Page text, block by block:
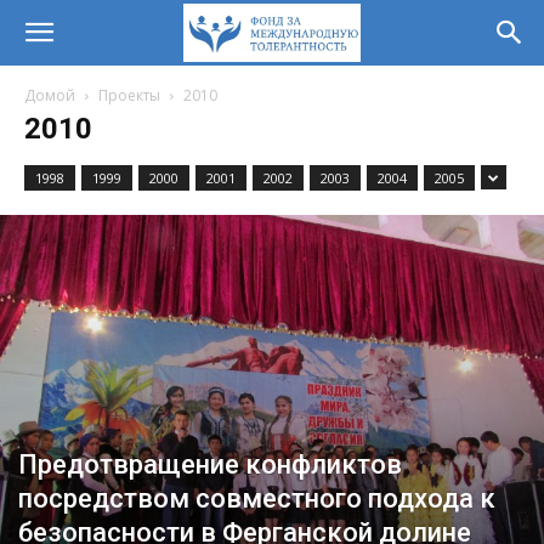
Домой Проекты 2010
2010
1998 1999 2000 2001 2002 2003 2004 2005
Предотвращение конфликтов
посредством совместного подхода к
безопасности в Ферганской долине